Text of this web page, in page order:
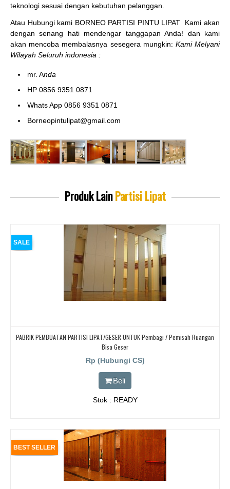
teknologi sesuai dengan kebutuhan pelanggan.
Atau Hubungi kami BORNEO PARTISI PINTU LIPAT
Kami akan
dengan senang hati mendengar tanggapan Anda! dan kami
akan mencoba membalasnya sesegera mungkin: Kami Melyani
Wilayah Seluruh indonesia :
mr. Anda
HP 0856 9351 0871
Whats App 0856 9351 0871
Borneopintulipat@gmail.com
Produk LainPartisi Lipat
SALE
PABRIK PEMBUATAN PARTISI LIPAT/GESER UNTUK Pembagi / Pemisah Ruangan
Bisa Geser
Rp (Hubungi CS)
Beli
Stok : READY
BEST SELLER